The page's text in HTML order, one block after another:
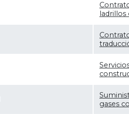
ladrillos
gases